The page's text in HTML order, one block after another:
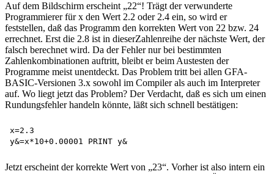
Auf dem Bildschirm erscheint „22“! Trägt der verwunderte
Programmierer für x den Wert 2.2 oder 2.4 ein, so wird er
feststellen, daß das Programm den korrekten Wert von 22 bzw. 24
errechnet. Erst die 2.8 ist in dieserZahlenreihe der nächste Wert, der
falsch berechnet wird. Da der Fehler nur bei bestimmten
Zahlenkombinationen auftritt, bleibt er beim Austesten der
Programme meist unentdeckt. Das Problem tritt bei allen GFA-
BASIC-Versionen 3.x sowohl im Compiler als auch im Interpreter
auf. Wo liegt jetzt das Problem? Der Verdacht, daß es sich um einen
Rundungsfehler handeln könnte, läßt sich schnell bestätigen:
x=2.3
Jetzt erscheint der korrekte Wert von „23“. Vorher ist also intern ein